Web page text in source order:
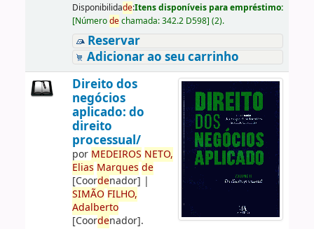
Disponibilidade:Itens disponíveis para empréstimo:
[Númerodechamada:342.2 D598] (2).
Reservar
Adicionar ao seu carrinho
Direito dos
negócios
aplicado: do
direito
processual/
por MEDEIROS NETO,
Elias Marques de
[Coordenador] |
SIMÃO FILHO,
Adalberto
[Coordenador].